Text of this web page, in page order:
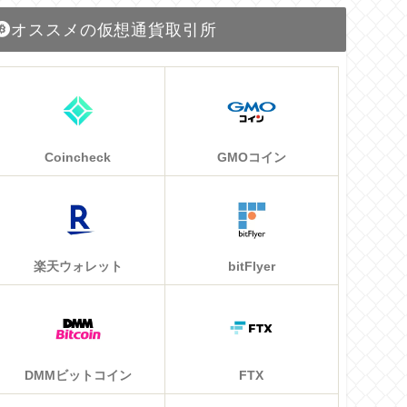
オススメの仮想通貨取引所
Coincheck GMOコイン
楽天ウォレット bitFlyer
DMMビットコイン FTX